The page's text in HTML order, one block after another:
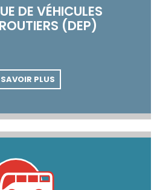
DE VÉHICULES
(DEP)
SAVOIR PLUS